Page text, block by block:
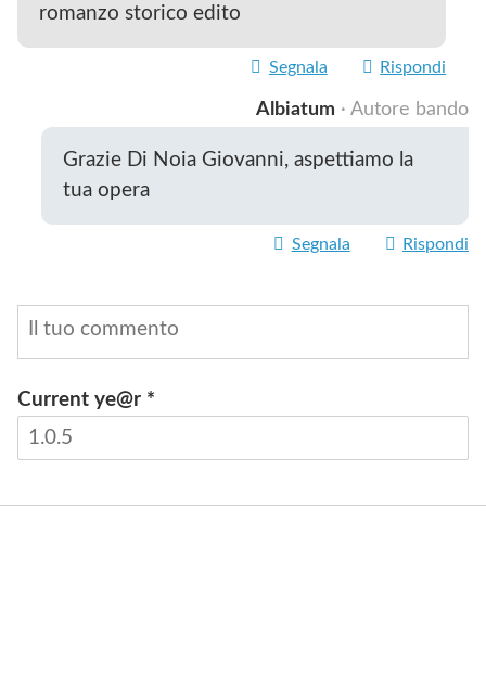
romanzo storico edito
Segnala Rispondi
Albiatum · Autore bando
Grazie Di Noia Giovanni, aspettiamo la
tua opera
Segnala Rispondi
Current ye@r *